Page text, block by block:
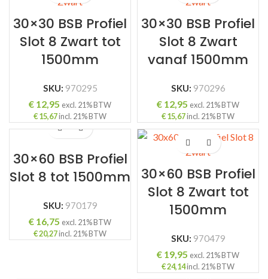
30×30 BSB Profiel
Slot 8 Zwart tot
1500mm
SKU: 970295
€ 12,95 excl. 21% BTW
€15,67incl. 21% BTW
30×30 BSB Profiel
Slot 8 Zwart
vanaf 1500mm
SKU: 970296
€ 12,95 excl. 21% BTW
€15,67incl. 21% BTW
30×60 BSB Profiel
Slot 8 tot 1500mm
SKU: 970179
€ 16,75 excl. 21% BTW
€20,27incl. 21% BTW
30×60 BSB Profiel
Slot 8 Zwart tot
1500mm
SKU: 970479
€ 19,95 excl. 21% BTW
€24,14incl. 21% BTW